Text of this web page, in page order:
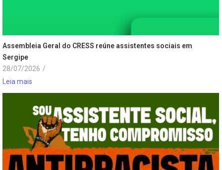
Assembleia Geral do CRESS reúne assistentes sociais em
Sergipe
28/07/2026 /
Leia mais